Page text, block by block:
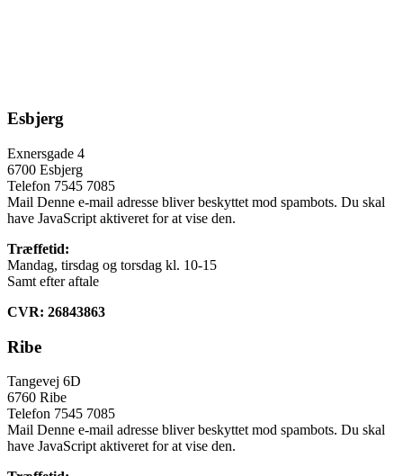
Esbjerg
Exnersgade 4
6700 Esbjerg
Telefon 7545 7085
Mail Denne e-mail adresse bliver beskyttet mod spambots. Du skal
have JavaScript aktiveret for at vise den.
Træffetid:
Mandag, tirsdag og torsdag kl. 10-15
Samt efter aftale
CVR: 26843863
Ribe
Tangevej 6D
6760 Ribe
Telefon 7545 7085
Mail Denne e-mail adresse bliver beskyttet mod spambots. Du skal
have JavaScript aktiveret for at vise den.